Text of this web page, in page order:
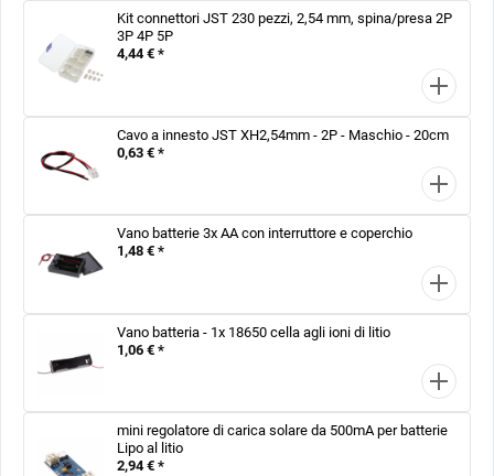
Kit connettori JST 230 pezzi, 2,54 mm, spina/presa 2P
3P 4P 5P
4,44 € *
Cavo a innesto JST XH2,54mm - 2P - Maschio - 20cm
0,63 € *
Vano batterie 3x AA con interruttore e coperchio
1,48 € *
Vano batteria - 1x 18650 cella agli ioni di litio
1,06 € *
mini regolatore di carica solare da 500mA per batterie
Lipo al litio
2,94 € *